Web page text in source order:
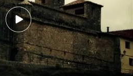
impresionante iglesia
por muchos la